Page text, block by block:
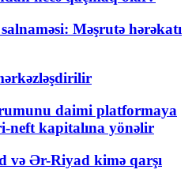
Məşrutə hərəkatı
daimi platformaya
neft kapitalına yönəlir
və Ər-Riyad kimə qarşı